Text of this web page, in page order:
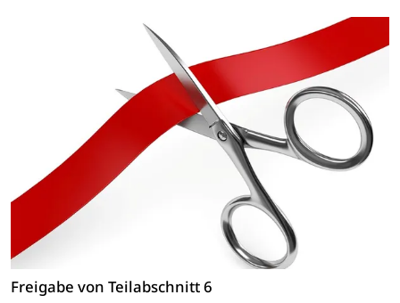
Freigabe von Teilabschnitt 6